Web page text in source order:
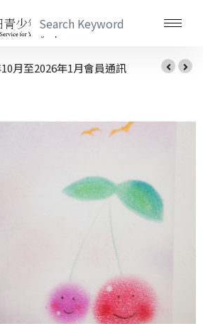
月至2026年1月會員通訊